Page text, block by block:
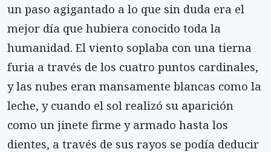
un paso agigantado a lo que sin duda era el
mejor día que hubiera conocido toda la
humanidad. El viento soplaba con una tierna
furia a través de los cuatro puntos cardinales,
y las nubes eran mansamente blancas como la
leche, y cuando el sol realizó su aparición
como un jinete firme y armado hasta los
dientes, a través de sus rayos se podía deducir